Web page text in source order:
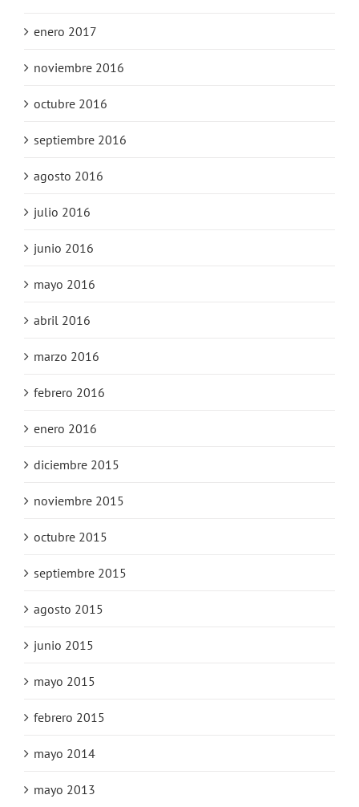
enero 2017
noviembre 2016
octubre 2016
septiembre 2016
agosto 2016
julio 2016
junio 2016
mayo 2016
abril 2016
marzo 2016
febrero 2016
enero 2016
diciembre 2015
noviembre 2015
octubre 2015
septiembre 2015
agosto 2015
junio 2015
mayo 2015
febrero 2015
mayo 2014
mayo 2013